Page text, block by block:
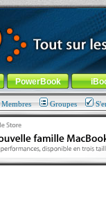
-Aller au menu de
PowerBook
Groupes